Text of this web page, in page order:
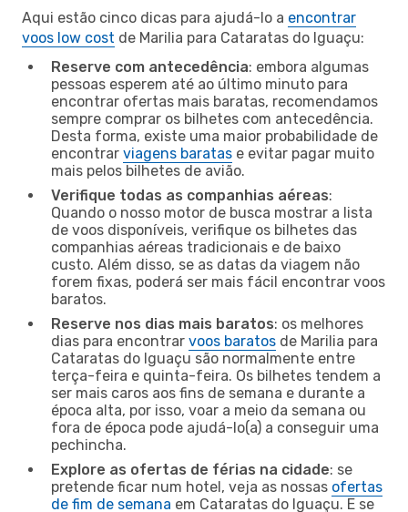
Aqui estão cinco dicas para ajudá-lo a encontrar
voos low cost de Marilia para Cataratas do Iguaçu:
Reserve com antecedência: embora algumas
pessoas esperem até ao último minuto para
encontrar ofertas mais baratas, recomendamos
sempre comprar os bilhetes com antecedência.
Desta forma, existe uma maior probabilidade de
encontrar viagens baratas e evitar pagar muito
mais pelos bilhetes de avião.
Verifique todas as companhias aéreas:
Quando o nosso motor de busca mostrar a lista
de voos disponíveis, verifique os bilhetes das
companhias aéreas tradicionais e de baixo
custo. Além disso, se as datas da viagem não
forem fixas, poderá ser mais fácil encontrar voos
baratos.
Reserve nos dias mais baratos: os melhores
dias para encontrar voos baratos de Marilia para
Cataratas do Iguaçu são normalmente entre
terça-feira e quinta-feira. Os bilhetes tendem a
ser mais caros aos fins de semana e durante a
época alta, por isso, voar a meio da semana ou
fora de época pode ajudá-lo(a) a conseguir uma
pechincha.
Explore as ofertas de férias na cidade: se
pretende ficar num hotel, veja as nossas ofertas
de fim de semana em Cataratas do Iguaçu. E se